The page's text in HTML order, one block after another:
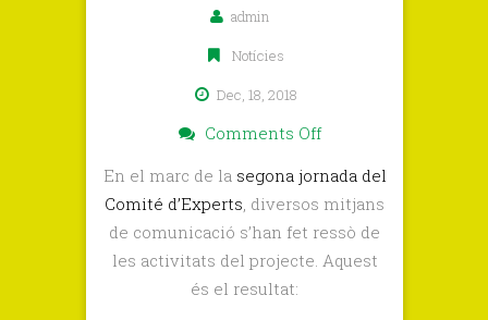
admin
Notícies
Dec, 18, 2018
Comments Off
MixForChange,
en
TV
i
En el marc de la segona jornada del
Comité d’Experts, diversos mitjans
de comunicació s’han fet ressò de
les activitats del projecte. Aquest
és el resultat: